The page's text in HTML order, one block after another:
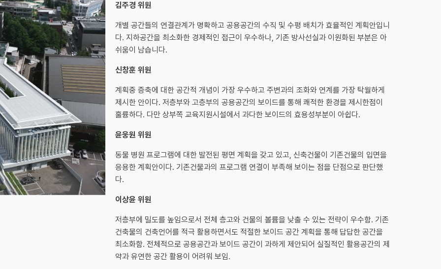
김주경 위원
개별 공간들의 연결관계가 명확하고 공용공간의 수직 및 수평 배치가 효율적인 계획안입니
다. 지하공간을 최소화한 경제적인 접근이 우수하나, 기존 방사선실과 이원화된 부분은 아
쉬움이 남습니다.
신창훈 위원
계획중 증축에 대한 공간적 개념이 가장 우수하고 주변과의 조화와 연계를 가장 탁월하게
제시한 안이다. 저층부와 고층부의 공용공간의 보이드를 통해 쾌적한 환경을 제시한점이
훌륭하다. 다만 상부쪽 교육지원시설에서 과다한 보이드의 효용성부분이 아쉽다.
윤웅원 위원
동물 병원 프로그램에 대한 발전된 평면 계획을 갖고 있고, 신축건물이 기존건물의 입면을
응용한 계획안이다. 기존건물과의 프로그램 연결이 부족해 보이는 점을 단점으로 판단했
다.
이상윤 위원
저층부에 밀도를 높임으로서 전체 층고와 건물의 볼륨을 낮출 수 있는 전략이 우수함. 기존
건축물의 건축언어를 적극 활용하면서도 적절한 보이드 공간 계획을 통해 답답한 공간을
최소화함. 전체적으로 공용공간과 보이드 공간이 과하게 제안되어 실질적인 활용공간의 제
약과 유연한 공간 활용이 어려워 보임.